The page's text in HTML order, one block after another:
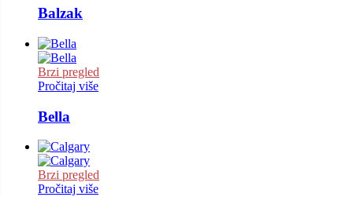
Balzak
Brzi pregled
Pročitaj više
Bella
Brzi pregled
Pročitaj više